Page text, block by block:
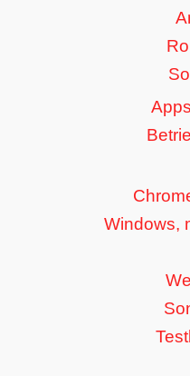
Windows,